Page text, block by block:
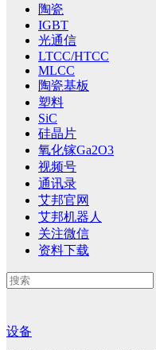
陶瓷
IGBT
光通信
LTCC/HTCC
MLCC
陶瓷基板
塑料
SiC
硅晶片
氧化镓Ga2O3
视频号
通讯录
艾邦官网
艾邦机器人
关注微信
资料下载
设备